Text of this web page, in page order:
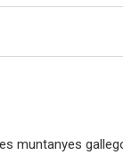
muntanyes